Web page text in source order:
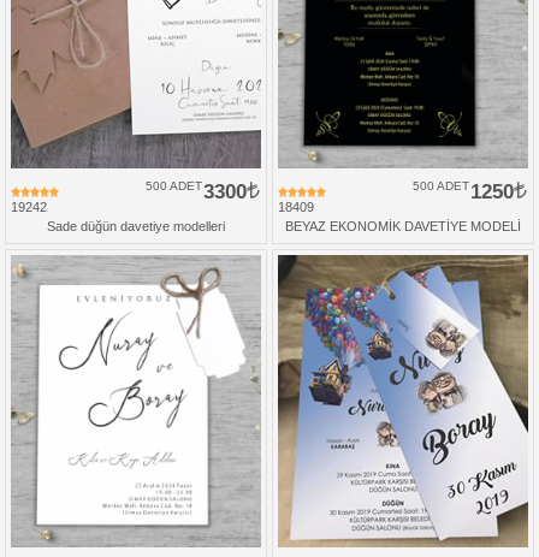
19242
3300
500 ADET
Sade düğün davetiye modelleri
18409
1250
500 ADET
BEYAZ EKONOMİK DAVETİYE MODELİ